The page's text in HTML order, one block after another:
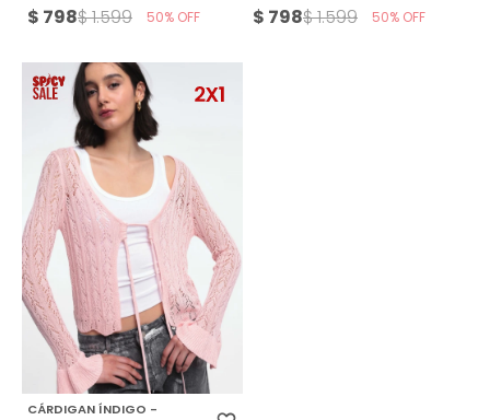
$ 798$1.599 50 $ 798$1.599 50
CÁRDIGAN ÍNDIGO -